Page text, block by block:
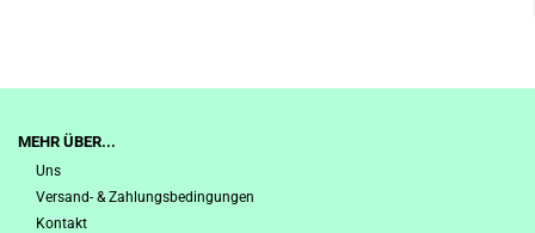
MEHR ÜBER...
Uns
Versand- & Zahlungsbedingungen
Kontakt